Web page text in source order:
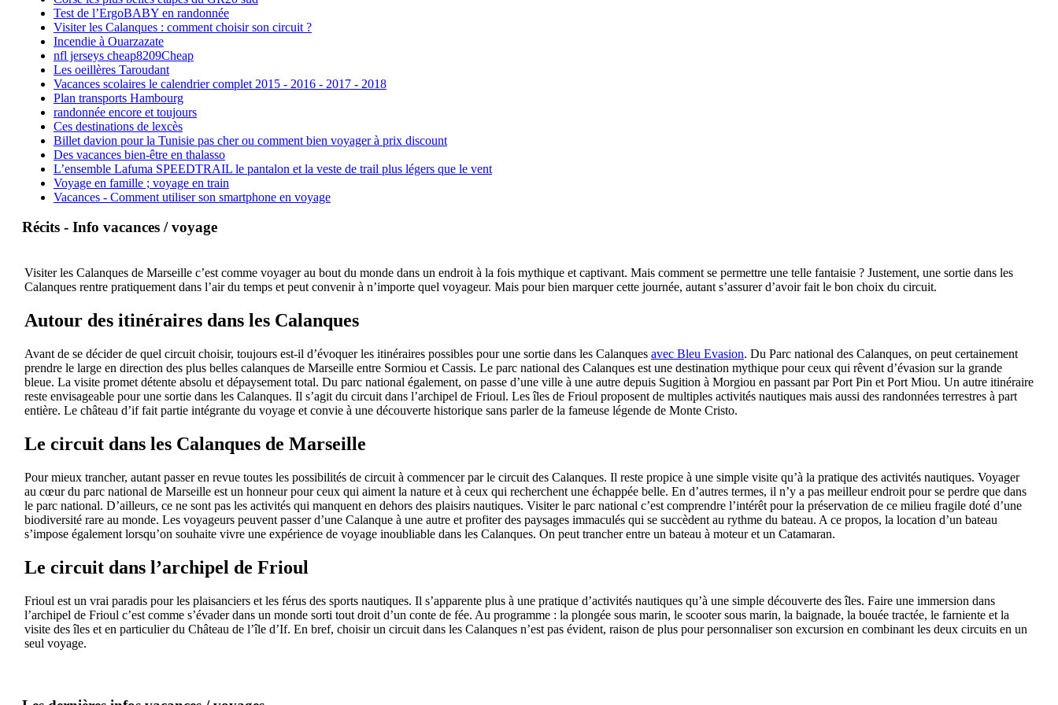
Test de l’ErgoBABY en randonnée
Visiter les Calanques : comment choisir son circuit ?
Incendie à Ouarzazate
nfl jerseys cheap8209Cheap
Les oeillères Taroudant
Vacances scolaires le calendrier complet 2015 - 2016 - 2017 - 2018
Plan transports Hambourg
randonnée encore et toujours
Ces destinations de lexcès
Billet davion pour la Tunisie pas cher ou comment bien voyager à prix discount
Des vacances bien-être en thalasso
L’ensemble Lafuma SPEEDTRAIL le pantalon et la veste de trail plus légers que le vent
Voyage en famille ; voyage en train
Vacances - Comment utiliser son smartphone en voyage
Récits - Info vacances / voyage
Visiter les Calanques de Marseille c’est comme voyager au bout du monde dans un endroit à la fois mythique et captivant. Mais comment se permettre une telle fantaisie ? Justement, une sortie dans les
Calanques rentre pratiquement dans l’air du temps et peut convenir à n’importe quel voyageur. Mais pour bien marquer cette journée, autant s’assurer d’avoir fait le bon choix du circuit.
Autour des itinéraires dans les Calanques
Avant de se décider de quel circuit choisir, toujours est-il d’évoquer les itinéraires possibles pour une sortie dans les Calanques avec Bleu Evasion. Du Parc national des Calanques, on peut certainement
prendre le large en direction des plus belles calanques de Marseille entre Sormiou et Cassis. Le parc national des Calanques est une destination mythique pour ceux qui rêvent d’évasion sur la grande
bleue. La visite promet détente absolu et dépaysement total. Du parc national également, on passe d’une ville à une autre depuis Sugition à Morgiou en passant par Port Pin et Port Miou. Un autre itinéraire
reste envisageable pour une sortie dans les Calanques. Il s’agit du circuit dans l’archipel de Frioul. Les îles de Frioul proposent de multiples activités nautiques mais aussi des randonnées terrestres à part
entière. Le château d’if fait partie intégrante du voyage et convie à une découverte historique sans parler de la fameuse légende de Monte Cristo.
Le circuit dans les Calanques de Marseille
Pour mieux trancher, autant passer en revue toutes les possibilités de circuit à commencer par le circuit des Calanques. Il reste propice à une simple visite qu’à la pratique des activités nautiques. Voyager
au cœur du parc national de Marseille est un honneur pour ceux qui aiment la nature et à ceux qui recherchent une échappée belle. En d’autres termes, il n’y a pas meilleur endroit pour se perdre que dans
le parc national. D’ailleurs, ce ne sont pas les activités qui manquent en dehors des plaisirs nautiques. Visiter le parc national c’est comprendre l’intérêt pour la préservation de ce milieu fragile doté d’une
biodiversité rare au monde. Les voyageurs peuvent passer d’une Calanque à une autre et profiter des paysages immaculés qui se succèdent au rythme du bateau. A ce propos, la location d’un bateau
s’impose également lorsqu’on souhaite vivre une expérience de voyage inoubliable dans les Calanques. On peut trancher entre un bateau à moteur et un Catamaran.
Le circuit dans l’archipel de Frioul
Frioul est un vrai paradis pour les plaisanciers et les férus des sports nautiques. Il s’apparente plus à une pratique d’activités nautiques qu’à une simple découverte des îles. Faire une immersion dans
l’archipel de Frioul c’est comme s’évader dans un monde sorti tout droit d’un conte de fée. Au programme : la plongée sous marin, le scooter sous marin, la baignade, la bouée tractée, le farniente et la
visite des îles et en particulier du Château de l’île d’If. En bref, choisir un circuit dans les Calanques n’est pas évident, raison de plus pour personnaliser son excursion en combinant les deux circuits en un
seul voyage.